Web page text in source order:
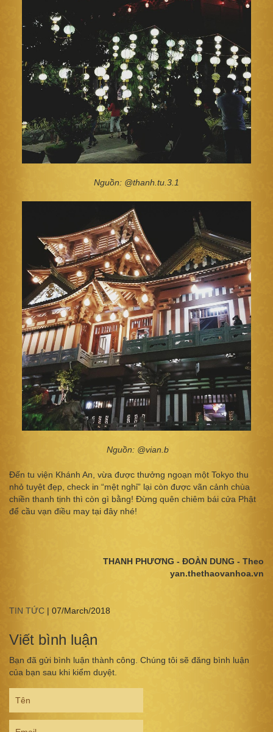
Nguồn: @thanh.tu.3.1
Nguồn: @vian.b
Đến tu viện Khánh An, vừa được thưởng ngoạn một Tokyo thu
nhỏ tuyệt đẹp, check in “mệt nghỉ” lại còn được vãn cảnh chùa
chiền thanh tịnh thì còn gì bằng! Đừng quên chiêm bái cửa Phật
để cầu vạn điều may tại đây nhé!
THANH PHƯƠNG - ĐOÀN DUNG - Theo
yan.thethaovanhoa.vn
TIN TỨC | 07/March/2018
Viết bình luận
Bạn đã gửi bình luận thành công. Chúng tôi sẽ đăng bình luận
của bạn sau khi kiểm duyệt.